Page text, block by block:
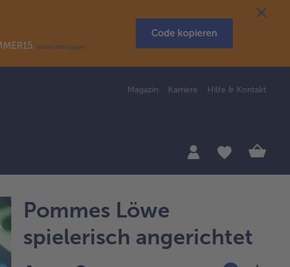
Weitere Bedingungen
Code kopieren
Magazin Karriere Hilfe & Kontakt
Pommes Löwe
spielerisch angerichtet